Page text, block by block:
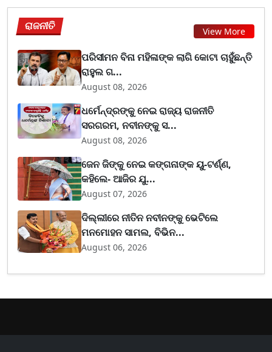
ରାଜନୀତି View More
ପରିସୀମନ ବିନା ମହିଳାଙ୍କ ଲାଗି କୋଟା ଚାହୁଁଛନ୍ତି
ରାହୁଲ ଗ...
August 08, 2026
ଧର୍ମେନ୍ଦ୍ରଙ୍କୁ ନେଇ ରାଜ୍ୟ ରାଜନୀତି
ସରଗରମ, ନବୀନଙ୍କୁ ସ...
August 08, 2026
ଜେନ ଜିଙ୍କୁ ନେଇ କଙ୍ଗନାଙ୍କ ୟୁ-ଟର୍ଣ୍ଣ,
କହିଲେ- ଆଜିର ଯୁ...
August 07, 2026
ଦିଲ୍ଲୀରେ ନୀତିନ ନବୀନଙ୍କୁ ଭେଟିଲେ
ମନମୋହନ ସାମଲ, ବିଭିନ...
August 06, 2026